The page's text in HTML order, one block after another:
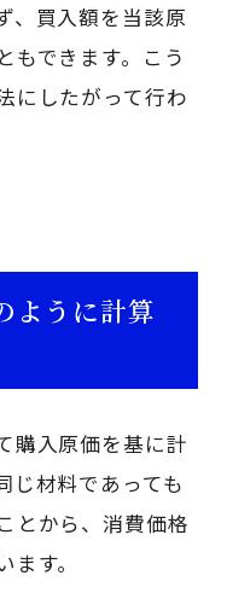
、買入額を当該原
もできます。こう
にしたがって行わ
ように計算
購入原価を基に計
じ材料であっても
とから、消費価格
す。